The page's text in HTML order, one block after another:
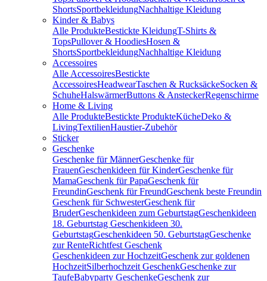
ShortsSportbekleidungNachhaltige Kleidung
Kinder & Babys
Alle ProdukteBestickte KleidungT-Shirts &
TopsPullover & HoodiesHosen &
ShortsSportbekleidungNachhaltige Kleidung
Accessoires
Alle AccessoiresBestickte
AccessoiresHeadwearTaschen & RucksäckeSocken &
SchuheHalswärmerButtons & AnsteckerRegenschirme
Home & Living
Alle ProdukteBestickte ProdukteKücheDeko &
LivingTextilienHaustier-Zubehör
Sticker
Geschenke
Geschenke für MännerGeschenke für
FrauenGeschenkideen für KinderGeschenke für
MamaGeschenk für PapaGeschenk für
FreundinGeschenk für FreundGeschenk beste Freundin
Geschenk für SchwesterGeschenk für
BruderGeschenkideen zum GeburtstagGeschenkideen
18. Geburtstag Geschenkideen 30.
GeburtstagGeschenkideen 50. GeburtstagGeschenke
zur RenteRichtfest Geschenk
Geschenkideen zur HochzeitGeschenk zur goldenen
HochzeitSilberhochzeit GeschenkGeschenke zur
TaufeBabyparty GeschenkeGeschenk zur